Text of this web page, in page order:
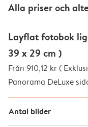
Alla priser och
Layflat fotobok
39 x 29 cm )
Från 910,12 kr (
Panorama DeLuxe
Antal bilder